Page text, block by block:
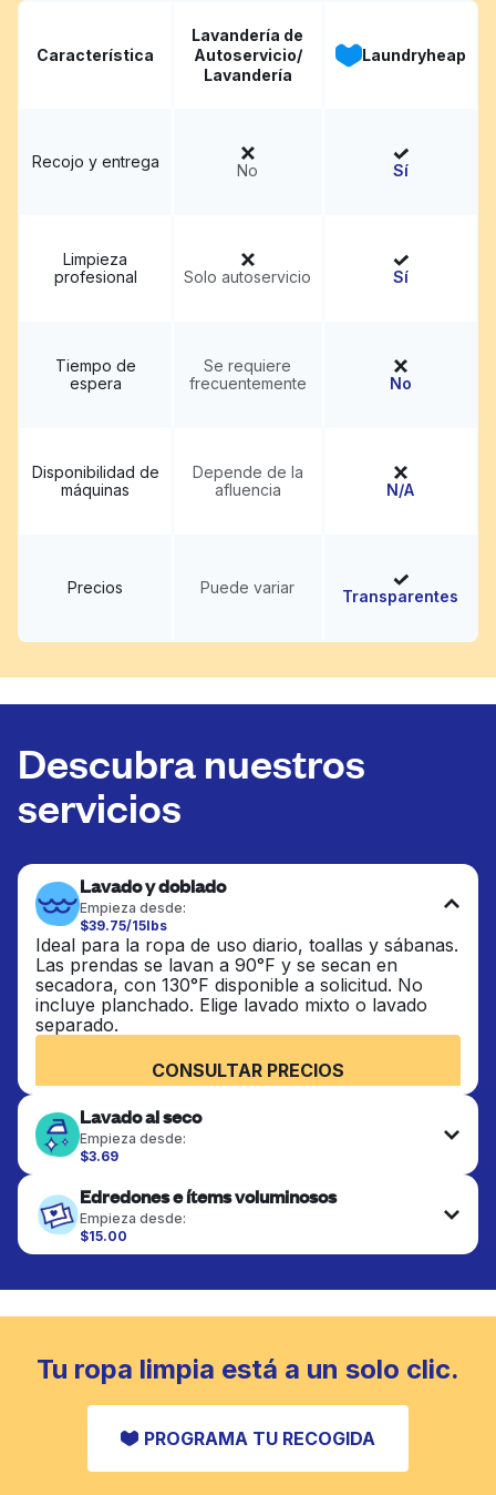
Característica
Lavandería de
Autoservicio/
Lavandería
Laundryheap
Recojo y entrega No Sí
Limpieza
profesional
Solo autoservicio Sí
Tiempo de
espera
Se requiere
frecuentemente
No
Disponibilidad de
máquinas
Depende de la
afluencia
N/A
Precios Puede variar Transparentes
Descubra nuestros
servicios
Lavado y doblado
Empieza desde:
$39.75/15lbs
Ideal para la ropa de uso diario, toallas y sábanas.
Las prendas se lavan a 90°F y se secan en
secadora, con 130°F disponible a solicitud. No
incluye planchado. Elige lavado mixto o lavado
separado.
CONSULTAR PRECIOS
Lavado al seco
Empieza desde:
$3.69
terminan de forma profesional. Adecuado para
trajes, vestidos, abrigos y telas que requieren
cuidado especial para mantener su forma, color y
textura.
Edredones e ítems voluminosos
Empieza desde:
$15.00
Los artículos grandes como edredones, mantas y
completamente. Diseñado para refrescar piezas
más pesadas que no caben en una lavadora
CONSULTAR PRECIOS
Tu ropa limpia está a un solo clic.
PROGRAMA TU RECOGIDA